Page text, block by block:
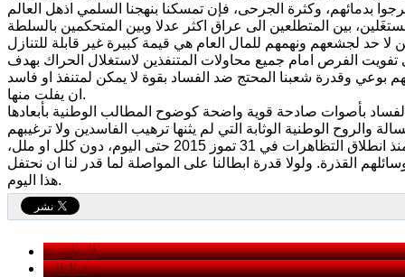
بين المتطلعين الى عراق اكثر عدلا وبين المتحكمين بالسلطة
تفويت الفرص امام جميع محاولات المتنفذين لاستغلال الحراك بهدف
بوعي وقدرة شعبنا المحتج ضد الفساد بقوة لا يمكن لمتنفذ او فاسد
ان يفلت منها.
بأصوات صادحة قوية واضحة كوضوح المطالب الوطنية بأبعادها
لا نحتفل بذكرى مضت، بل بكفاح متواصل دون هوادة، فلولا قدرة الذين واصلوا، منذ انطلاق التظاهرات في 31 تموز 2015 حتى اليوم، دون كلل او ملل،
القذرة. ولولا قدرة ابطالنا على المواصلة لما قدر لنا ان نحتفل
هذا اليوم.
< السابق
التالي >